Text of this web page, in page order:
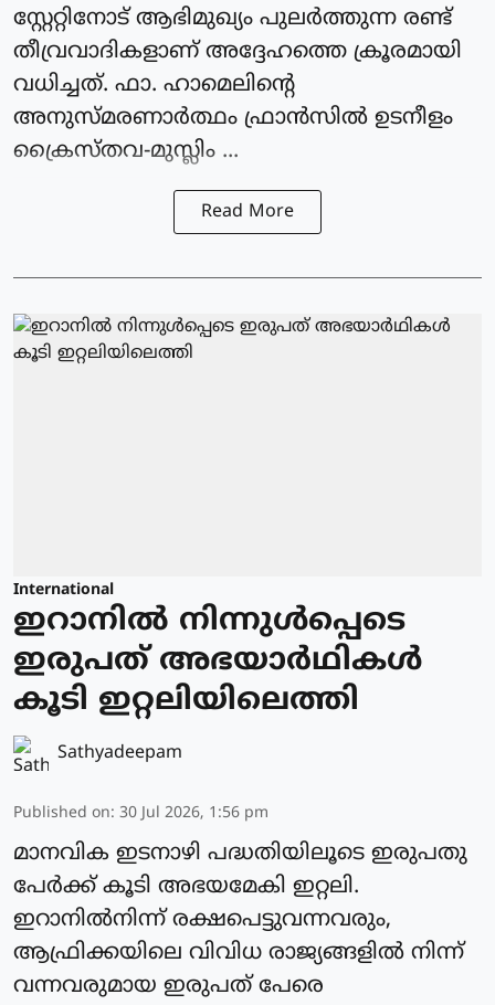
സ്റ്റേറ്റിനോട് ആഭിമുഖ്യം പുലര്‍ത്തുന്ന രണ്ട്
തീവ്രവാദികളാണ് അദ്ദേഹത്തെ ക്രൂരമായി
വധിച്ചത്. ഫാ. ഹാമെലിന്റെ
അനുസ്മരണാര്‍ത്ഥം ഫ്രാന്‍സില്‍ ഉടനീളം
ക്രൈസ്തവ-മുസ്ലിം ...
Read More
International
ഇറാനിൽ നിന്നുള്‍പ്പെടെ
ഇരുപത് അഭയാര്‍ഥികള്‍
കൂടി ഇറ്റലിയിലെത്തി
Sathyadeepam
Published on: 30 Jul 2026, 1:56 pm
മാനവിക ഇടനാഴി പദ്ധതിയിലൂടെ ഇരുപതു
പേര്‍ക്ക് കൂടി അഭയമേകി ഇറ്റലി.
ഇറാനില്‍നിന്ന് രക്ഷപെട്ടുവന്നവരും,
ആഫ്രിക്കയിലെ വിവിധ രാജ്യങ്ങളില്‍ നിന്ന്
വന്നവരുമായ ഇരുപത് പേരെ